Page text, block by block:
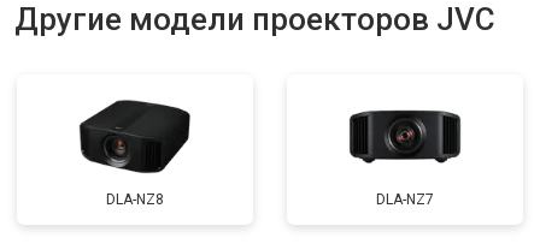
Другие модели проекторов JVC
DLA-NZ8 DLA-NZ7